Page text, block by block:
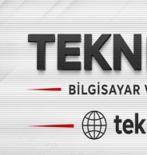
(İHA) - İhlas Haber